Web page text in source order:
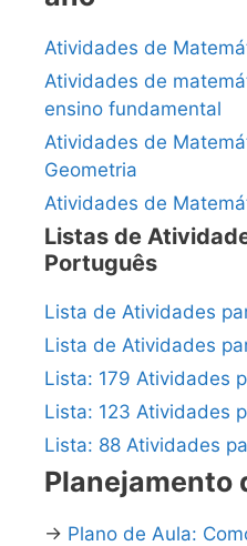
Atividades de
Atividades de
ensino fundamental
Atividades de
Geometria
Atividades de
Listas de
Português
Lista de Atividades
Lista de Atividades
Lista: 179 Atividades
Lista: 123 Atividades
Lista: 88 Atividades
Planejamento
→ Plano de Aula: